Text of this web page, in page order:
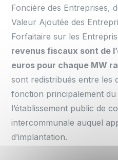
Foncière des Entreprises,
Valeur Ajoutée des
Forfaitaire sur les
revenus fiscaux sont de
euros pour chaque MW
sont redistribués entre les
fonction principalement du
l’établissement public de
intercommunale auquel
d’implantation.